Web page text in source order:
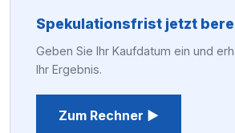
Spekulationsfrist jetzt
Geben Sie Ihr Kaufdatum ein und
Ihr Ergebnis.
Zum Rechner ▶